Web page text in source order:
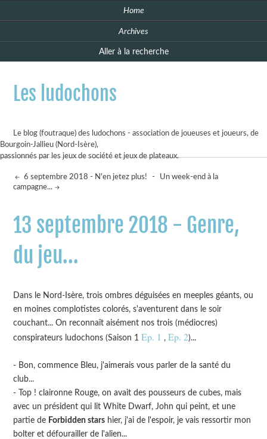
Home
Archives
Aller à la recherche
Les ludochons
Le blog (foutraque) des ludochons - association de joueuses et joueurs, de
Bourgoin-Jallieu (Nord-Isère),
passionnés par les jeux de société et jeux de plateaux.
6 septembre 2018 - N'en jetez plus! -
Un week-end à la
campagne...
13 septembre 2018 - Genre,
du jeu...
Dans le Nord-Isère, trois ombres déguisées en meeples géants, ou
en moines complotistes colorés, s'aventurent dans le soir
couchant... On reconnaît aisément nos trois (médiocres)
conspirateurs ludochons (Saison 1 Ep. 1 , Ep. 2)...
- Bon, commence Bleu, j'aimerais vous parler de la santé du
club...
- Top ! claironne Rouge, on avait des pousseurs de cubes, mais
avec un président qui lit White Dwarf, John qui peint, et une
partie de Forbidden stars hier, j'ai de l'espoir, je vais ressortir mon
bolter et défourailler de l'alien...